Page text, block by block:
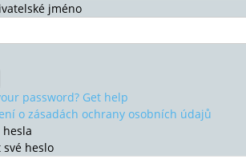
jméno
password? Get help
o zásadách ochrany osobních údajů
hesla
heslo